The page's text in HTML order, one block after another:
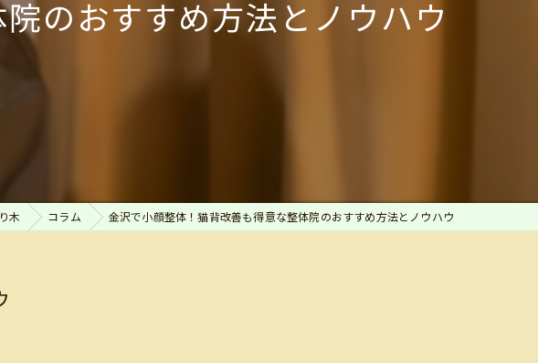
のおすすめ方法とノウハウ
木 コラム 金沢で小顔整体！猫背改善も得意な整体院のおすすめ方法とノウハウ